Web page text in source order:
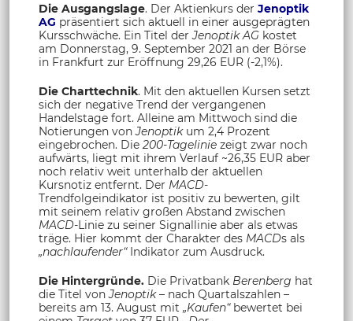
Die Ausgangslage. Der Aktienkurs der Jenoptik
AG präsentiert sich aktuell in einer ausgeprägten
Kursschwäche. Ein Titel derJenoptik AG kostet
am Donnerstag, 9. September 2021 an der Börse
in Frankfurt zur Eröffnung 29,26 EUR (-2,1%).
Die Charttechnik. Mit den aktuellen Kursen setzt
sich der negative Trend der vergangenen
Handelstage fort. Alleine am Mittwoch sind die
Notierungen vonJenoptikum 2,4 Prozent
eingebrochen. Die 200-Tagelinie zeigt zwar noch
aufwärts, liegt mit ihrem Verlauf ~26,35 EUR aber
noch relativ weit unterhalb der aktuellen
Kursnotiz entfernt. Der MACD-
Trendfolgeindikator ist positiv zu bewerten, gilt
mit seinem relativ großen Abstand zwischen
MACD-Linie zu seiner Signallinie aber als etwas
träge. Hier kommt der Charakter des MACDs als
„nachlaufender“Indikator zum Ausdruck.
Die Hintergründe. Die Privatbank Berenberg hat
die Titel vonJenoptik– nach Quartalszahlen –
bereits am 13. August mit „Kaufen“bewertet bei